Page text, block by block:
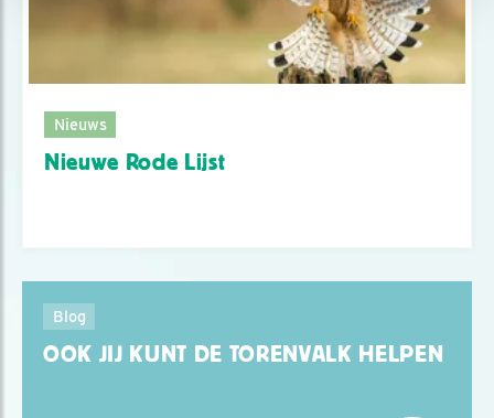
Nieuws
Nieuwe Rode Lijst
Blog
OOK JIJ KUNT DE TORENVALK HELPEN